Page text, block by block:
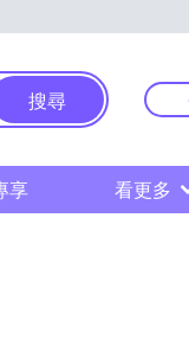
搜尋
享 看更多